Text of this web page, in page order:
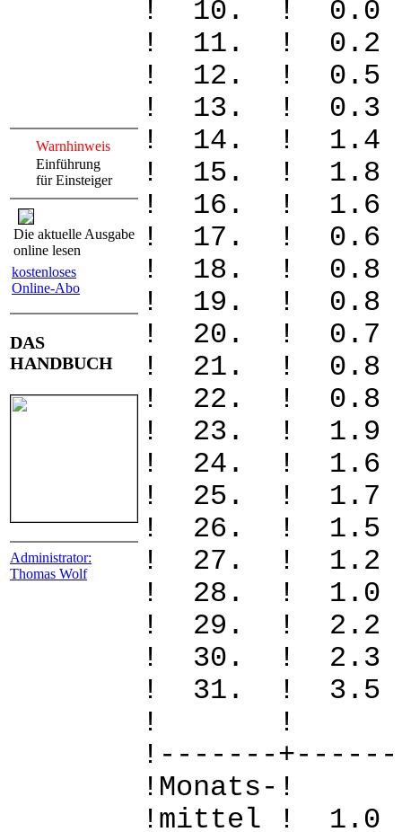
Warnhinweis
Einführung
für Einsteiger
Die aktuelle Ausgabe
online lesen
kostenloses
Online-Abo
DAS
HANDBUCH
Administrator:
Thomas Wolf
! 10. !
! 11. !
! 12. !
! 13. !
! 14. !
! 15. !
! 16. !
! 17. !
! 18. !
! 19. !
! 20. !
! 21. !
! 22. !
! 23. !
! 24. !
! 25. !
! 26. !
! 27. !
! 28. !
! 29. !
! 30. !
! 31. !
!
!-------
!mittel ! 1.0